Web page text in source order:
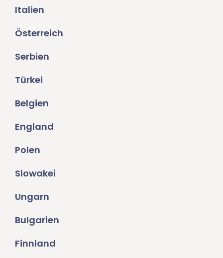
Italien
Österreich
Serbien
Türkei
Belgien
England
Polen
Slowakei
Ungarn
Bulgarien
Finnland